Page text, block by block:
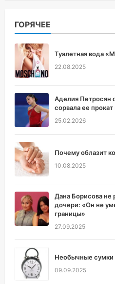
ГОРЯЧЕЕ
Туалетная вода
22.08.2025
Аделия Петросян
сорвала ее
25.02.2026
Почему облазит
10.08.2025
Дана Борисова не
дочери: «Он не
границы»
27.09.2025
Необычные сумки
09.09.2025